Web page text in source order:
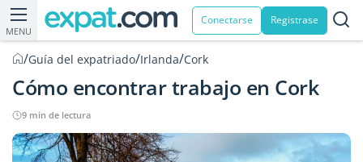
MENU
Conectarse Registrase
/Guía del expatriado/Irlanda/Cork
Cómo encontrar trabajo en Cork
9 min de lectura